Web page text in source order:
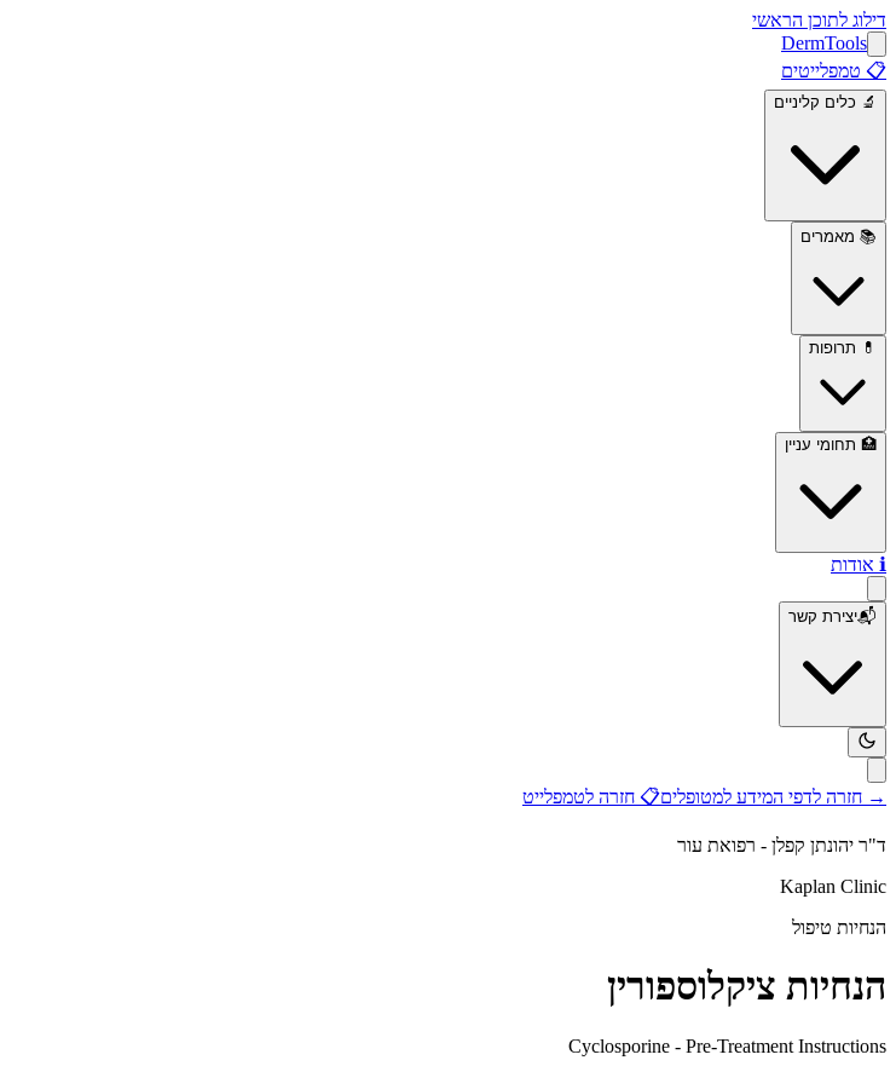
דילוג לתוכן הראשי
DermTools
📋 טמפלייטים
🔬 כלים קליניים
📚 מאמרים
💊 תרופות
🏥 תחומי עניין
ℹ️ אודות
📬יצירת קשר
→ חזרה לדפי המידע למטופלים📋 חזרה לטמפלייט
ד"ר יהונתן קפלן - רפואת עור
Kaplan Clinic
הנחיות טיפול
הנחיות ציקלוספורין
Cyclosporine - Pre-Treatment Instructions